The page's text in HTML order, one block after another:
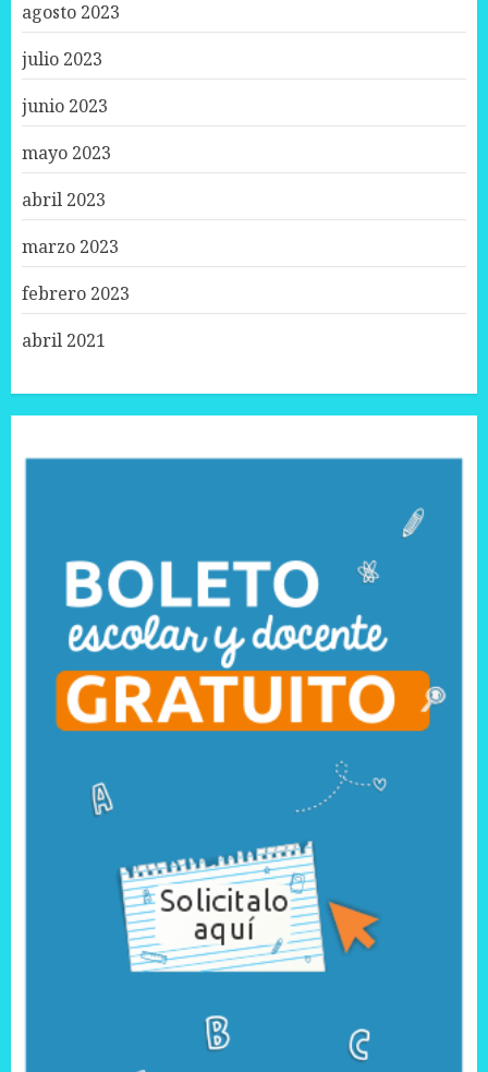
agosto 2023
julio 2023
junio 2023
mayo 2023
abril 2023
marzo 2023
febrero 2023
abril 2021